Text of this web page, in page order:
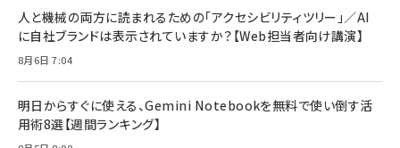
人と機械の両方に読まれるための「アクセシビリティツリー」／AI
に自社ブランドは表示されていますか？【Web担当者向け講演】
8月6日 7:04
明日からすぐに使える、Gemini Notebookを無料で使い倒す活
用術8選【週間ランキング】